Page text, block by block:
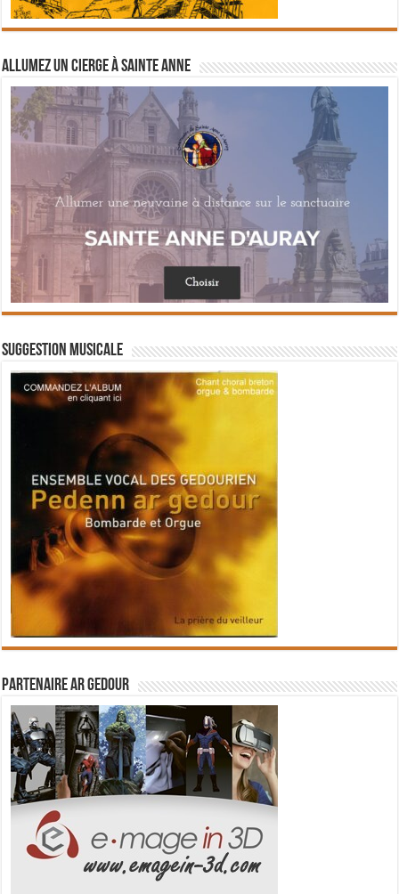
Allumez un cierge à Sainte Anne
Suggestion musicale
Partenaire Ar Gedour